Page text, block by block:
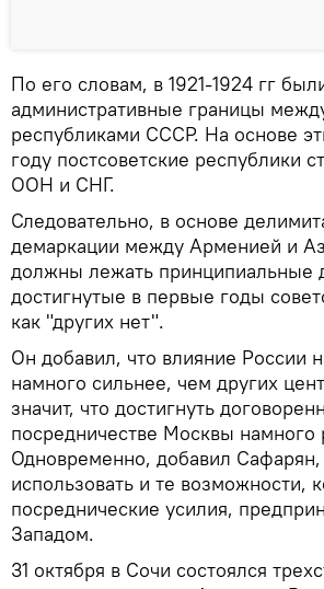
По его словам, в 1921-1924 гг
административные границы
республиками СССР. На основе
году постсоветские республики
ООН и СНГ.
Следовательно, в основе
демаркации между Арменией и
должны лежать принципиальные
достигнутые в первые годы
как "других нет".
Он добавил, что влияние России
намного сильнее, чем других
значит, что достигнуть
посредничестве Москвы намного
Одновременно, добавил
использовать и те возможности,
посреднические усилия,
Западом.
31 октября в Сочи состоялся